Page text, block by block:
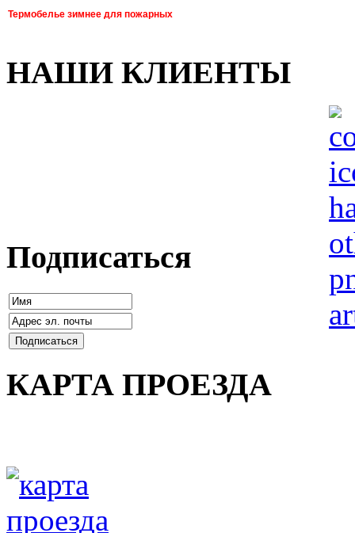
Термобелье зимнее для пожарных
НАШИ КЛИЕНТЫ
Подписаться
КАРТА ПРОЕЗДА